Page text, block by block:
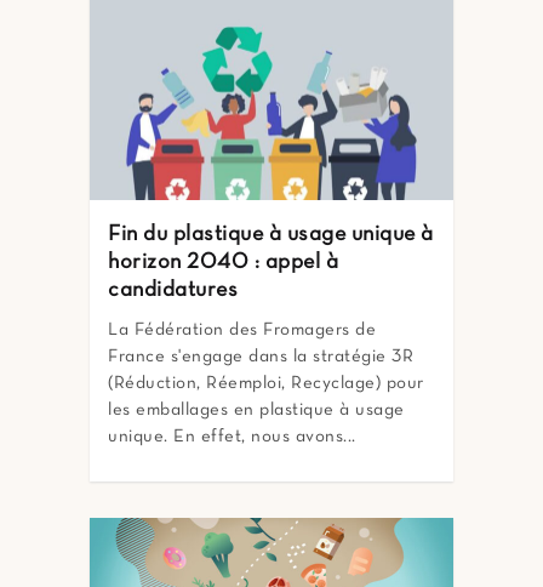
Fin du plastique à usage unique à
horizon 2040 : appel à
candidatures
La Fédération des Fromagers de
France s'engage dans la stratégie 3R
(Réduction, Réemploi, Recyclage) pour
les emballages en plastique à usage
unique. En effet, nous avons...